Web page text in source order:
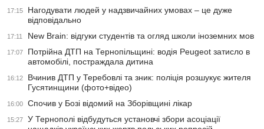
17:15
Нагодувати людей у надзвичайних умовах – це дуже
відповідально
17:11 New Brain: відгуки студентів та огляд школи іноземних мов
17:07
Потрійна ДТП на Тернопільщині: водія Peugeot затисло в
автомобілі, постраждала дитина
16:12
Вчинив ДТП у Теребовлі та зник: поліція розшукує жителя
Гусятинщини (фото+відео)
16:00 Спочив у Бозі відомий на Зборівщині лікар
15:27
У Тернополі відбудуться установчі збори асоціації